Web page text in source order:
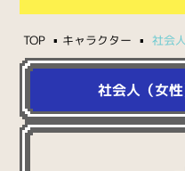
TOP キャラクター 社会
社会人（女